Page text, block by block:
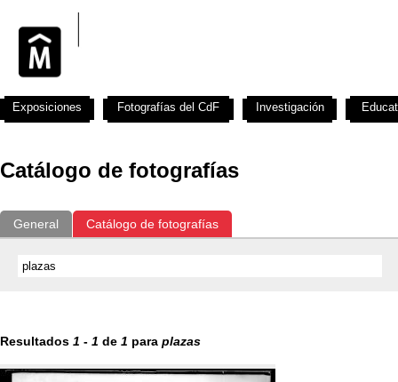
Catálogo de fotografías
General Catálogo de fotografías
Resultados 1 - 1 de 1 para plazas
Exposiciones Fotografías del CdF Investigación